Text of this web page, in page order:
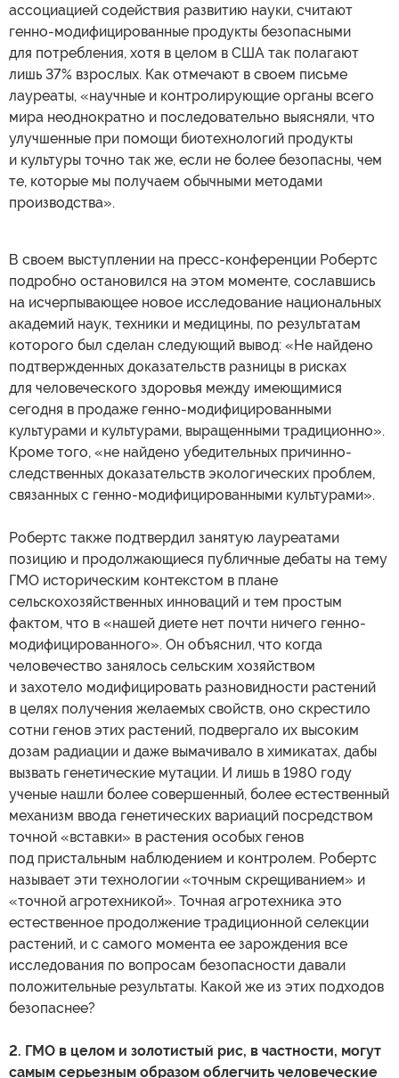
ассоциацией содействия развитию науки, считают
генно-модифицированные продукты безопасными
для потребления, хотя в целом в США так полагают
лишь 37% взрослых. Как отмечают в своем письме
лауреаты, «научные и контролирующие органы всего
мира неоднократно и последовательно выясняли, что
улучшенные при помощи биотехнологий продукты
и культуры точно так же, если не более безопасны, чем
те, которые мы получаем обычными методами
производства».
В своем выступлении на пресс-конференции Робертс
подробно остановился на этом моменте, сославшись
на исчерпывающее новое исследование национальных
академий наук, техники и медицины, по результатам
которого был сделан следующий вывод: «Не найдено
подтвержденных доказательств разницы в рисках
для человеческого здоровья между имеющимися
сегодня в продаже генно-модифицированными
культурами и культурами, выращенными традиционно».
Кроме того, «не найдено убедительных причинно-
следственных доказательств экологических проблем,
связанных с генно-модифицированными культурами».
Робертс также подтвердил занятую лауреатами
позицию и продолжающиеся публичные дебаты на тему
ГМО историческим контекстом в плане
сельскохозяйственных инноваций и тем простым
фактом, что в «нашей диете нет почти ничего генно-
модифицированного». Он объяснил, что когда
человечество занялось сельским хозяйством
и захотело модифицировать разновидности растений
в целях получения желаемых свойств, оно скрестило
сотни генов этих растений, подвергало их высоким
дозам радиации и даже вымачивало в химикатах, дабы
вызвать генетические мутации. И лишь в 1980 году
ученые нашли более совершенный, более естественный
механизм ввода генетических вариаций посредством
точной «вставки» в растения особых генов
под пристальным наблюдением и контролем. Робертс
называет эти технологии «точным скрещиванием» и
«точной агротехникой». Точная агротехника это
естественное продолжение традиционной селекции
растений, и с самого момента ее зарождения все
исследования по вопросам безопасности давали
положительные результаты. Какой же из этих подходов
безопаснее?
2. ГМО в целом и золотистый рис, в частности, могут
самым серьезным образом облегчить человеческие